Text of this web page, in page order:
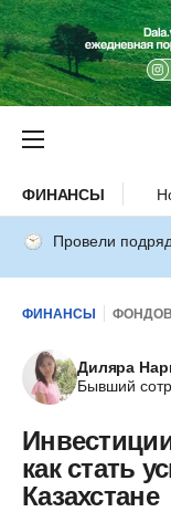
ФИНАНСЫ
Провели
ФИНАНСЫ
Диляра
Бывший
как стать
Казахстане